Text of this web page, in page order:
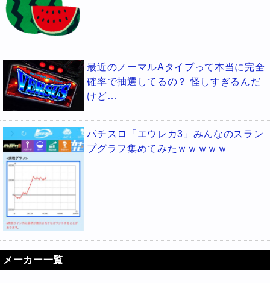
最近のノーマルAタイプって本当に完全
確率で抽選してるの？ 怪しすぎるんだ
けど…
パチスロ「エウレカ3」みんなのスラン
プグラフ集めてみたｗｗｗｗｗ
メーカー一覧